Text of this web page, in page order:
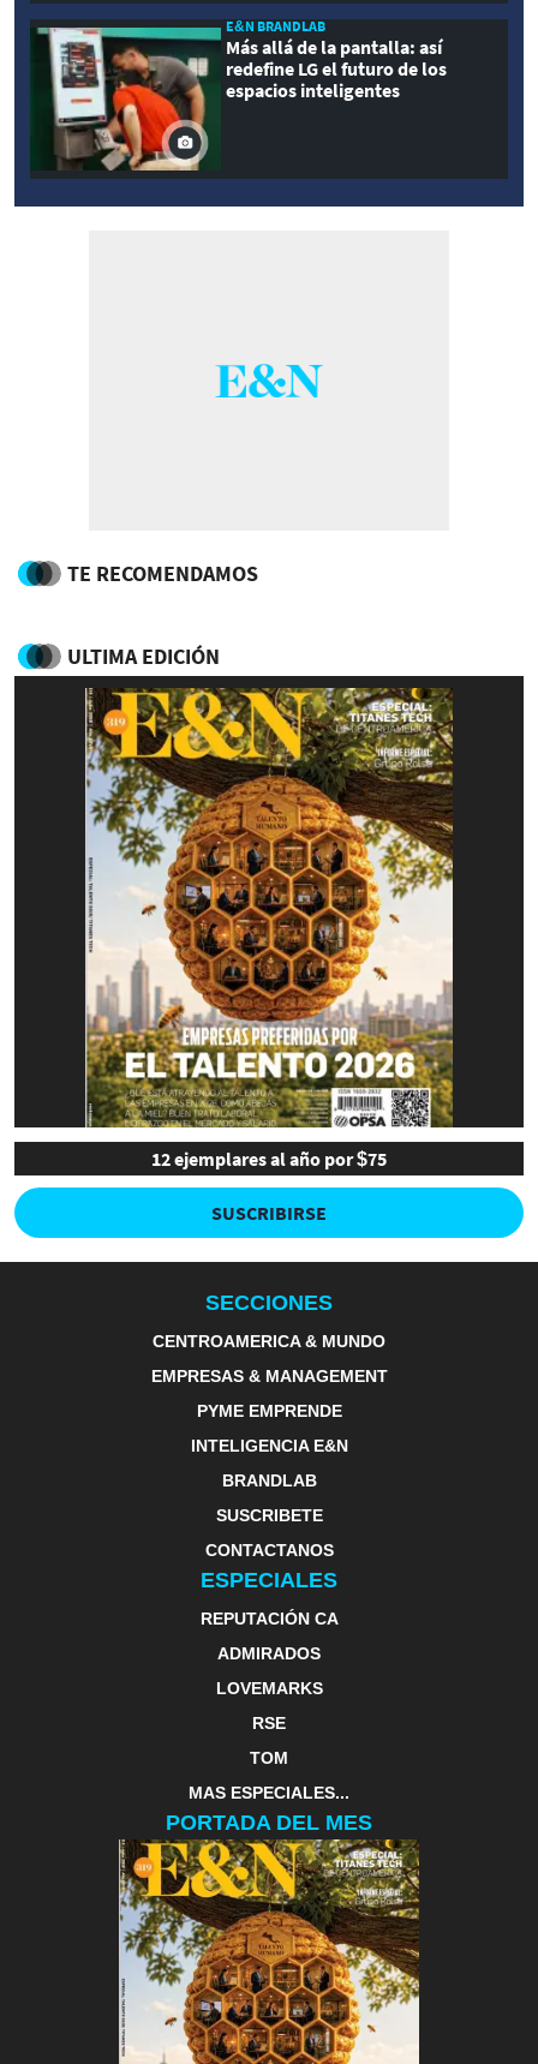
E&N BRANDLAB
Más allá de la pantalla: así
redefine LG el futuro de los
espacios inteligentes
TE RECOMENDAMOS
ULTIMA EDICIÓN
12 ejemplares al año por $75
SUSCRIBIRSE
SECCIONES
CENTROAMERICA & MUNDO
EMPRESAS & MANAGEMENT
PYME EMPRENDE
INTELIGENCIA E&N
BRANDLAB
SUSCRIBETE
CONTACTANOS
ESPECIALES
REPUTACIÓN CA
ADMIRADOS
LOVEMARKS
RSE
TOM
MAS ESPECIALES...
PORTADA DEL MES